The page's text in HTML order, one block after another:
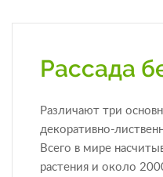
Рассада
Различают три
декоративно-
Всего в мире
растения и около